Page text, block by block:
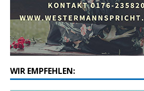
WIR EMPFEHLEN: